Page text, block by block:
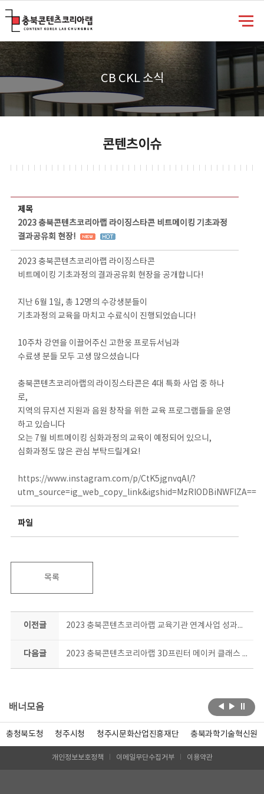
CB CKL 소식
콘텐츠이슈
제목
2023 충북콘텐츠코리아랩 라이징스타콘 비트메이킹 기초과정
결과공유회 현장!
2023 충북콘텐츠코리아랩 라이징스타콘
비트메이킹 기초과정의 결과공유회 현장을 공개합니다!
지난 6월 1일, 총 12명의 수강생분들이
기초과정의 교육을 마치고 수료식이 진행되었습니다!
10주차 강연을 이끌어주신 고한웅 프로듀서님과
수료생 분들 모두 고생 많으셨습니다
충북콘텐츠코리아랩의 라이징스타콘은 4대 특화 사업 중 하나
로,
지역의 뮤지션 지원과 음원 창작을 위한 교육 프로그램들을 운영
하고 있습니다
오는 7월 비트메이킹 심화과정의 교육이 예정되어 있으니,
심화과정도 많은 관심 부탁드릴게요!
https://www.instagram.com/p/CtK5jgnvqAI/?
utm_source=ig_web_copy_link&igshid=MzRlODBiNWFlZA==
파일
목록
이전글 2023 충북콘텐츠코리아랩 교육기관 연계사업 성과공유회 현장
다음글 2023 충북콘텐츠코리아랩 3D프린터 메이커 클래스 일상소품 제작과정 결과공유회 현장!
배너모음
충청북도청 청주시청 청주시문화산업진흥재단 충북과학기술혁신원
개인정보보호정책 이메일무단수집거부 이용약관